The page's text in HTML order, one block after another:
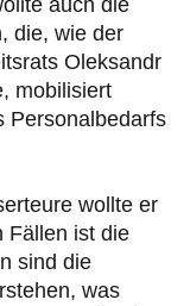
auch die
die, wie der
Oleksandr
mobilisiert
Personalbedarfs
wollte er
Fällen ist die
sind die
was